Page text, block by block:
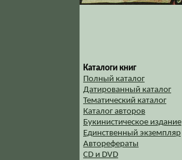
Каталоги книг
Полный каталог
Датированный каталог
Тематический каталог
Каталог авторов
Букинистическое издание
Единственный экземпляр
Авторефераты
CD и DVD